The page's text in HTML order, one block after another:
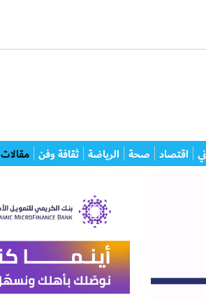
اقتصاد صحة الرياضة ثقافة وفن مقالات